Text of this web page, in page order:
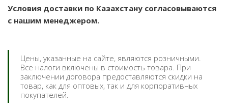
Условия доставки по Казахстану согласовываются
с нашим менеджером.
Цены, указанные на сайте, являются розничными.
Все налоги включены в стоимость товара. При
заключении договора предоставляются скидки на
товар, как для оптовых, так и для корпоративных
покупателей.